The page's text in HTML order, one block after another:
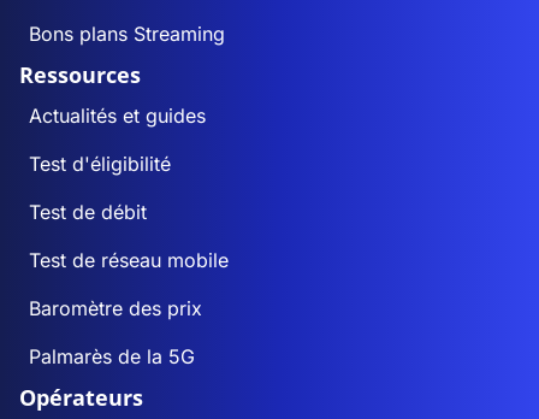
Bons plans Streaming
Ressources
Actualités et guides
Test d'éligibilité
Test de débit
Test de réseau mobile
Baromètre des prix
Palmarès de la 5G
Opérateurs